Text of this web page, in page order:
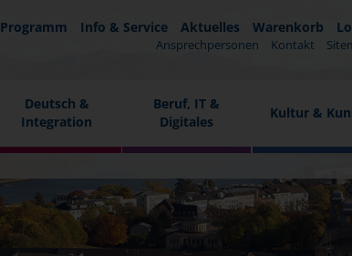
Programm Info & Service Aktuelles Warenkorb
Ansprechpersonen Kontakt
Deutsch &
Integration
Beruf, IT &
Digitales
Kultur &